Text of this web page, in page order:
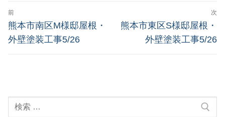
投
稿
ナ
シ
前
前
の
熊本市南区M様邸屋根・
外壁塗装工事5/26
次
次
熊本市東区S様邸屋根・
外壁塗装工事5/26